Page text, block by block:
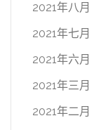
2021年八月
2021年七月
2021年六月
2021年三月
2021年二月